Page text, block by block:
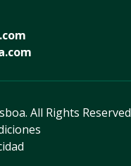
All Rights Reserved